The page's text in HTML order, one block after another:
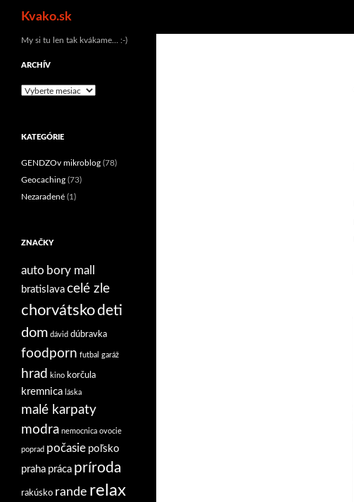
Preskočiť
Kvako.sk
My si tu len tak kvákame… :-)
ARCHÍV
Archív
KATEGÓRIE
GENDZOv mikroblog (78)
Geocaching (73)
Nezaradené (1)
ZNAČKY
auto bory mall
bratislava celé zle
chorvátskodeti
dom dávid dúbravka
foodporn futbal garáž
hrad kino korčula
kremnica láska
malé karpaty
modra nemocnica ovocie
poprad počasie poľsko
praha práca príroda
rakúsko rande relax